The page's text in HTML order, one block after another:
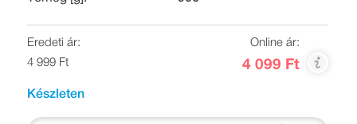
Eredeti ár:
4 999 Ft
Online ár:
4 099 Ft
Készleten